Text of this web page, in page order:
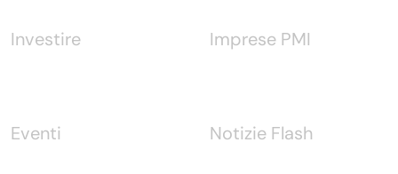
Investire Imprese PMI
Eventi Notizie Flash